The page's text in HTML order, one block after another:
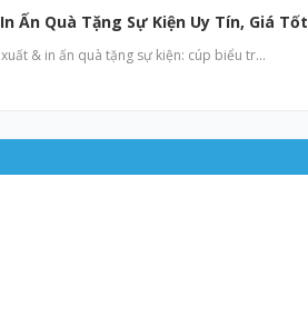
Ấn Quà Tặng Sự Kiện Uy Tín, Giá Tốt
& in ấn quà tặng sự kiện: cúp biểu tr…